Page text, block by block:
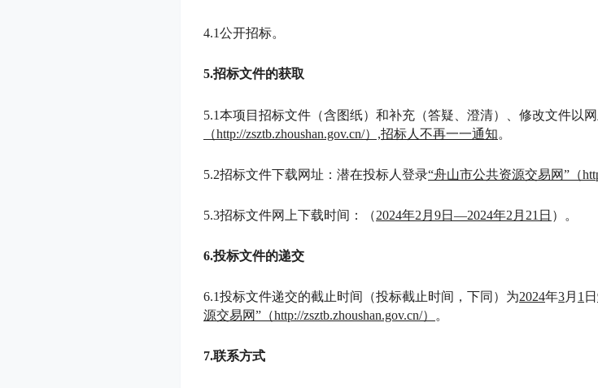
4.1公开招标。
5.招标文件的获取
5.1本项目招标文件（含图纸）和补充（答疑、澄清）、修改文件以
（http://zsztb.zhoushan.gov.cn/）,招标人不再一一通知。
5.2招标文件下载网址：潜在投标人登录“舟山市公共资源交易网”（
5.3招标文件网上下载时间：（2024年2 月 9日 —2024年2 月 21 日 ）。
6.投标文件的递交
6.1投标文件递交的截止时间（投标截止时间，下同）为2024年3月 1 日
源交易网”（http://zsztb.zhoushan.gov.cn/）
。
7.联系方式